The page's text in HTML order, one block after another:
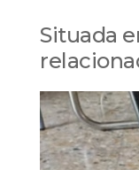
Situada